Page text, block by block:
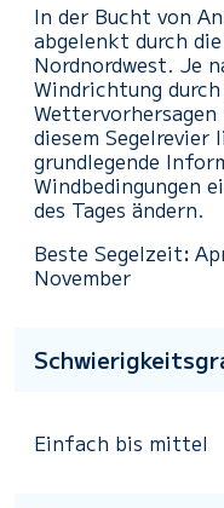
In der Bucht von
abgelenkt durch
Nordnordwest. Je
Windrichtung
diesem
grundlegende
Windbedingungen
des Tages ändern.
Beste Segelzeit:
November
Einfach bis mittel